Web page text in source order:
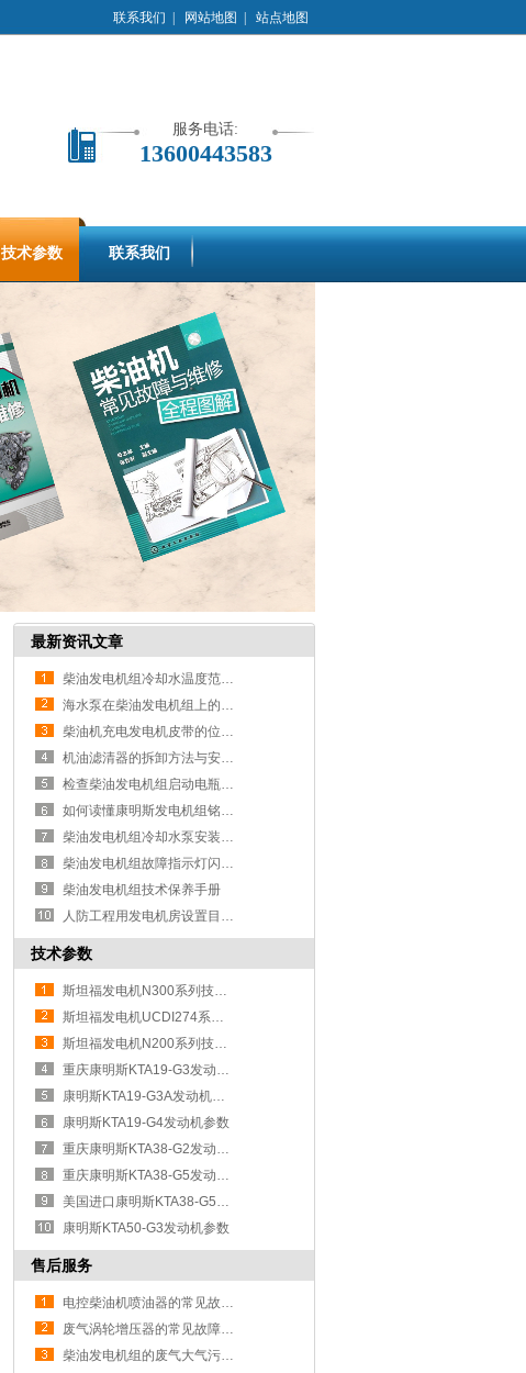
联系我们 网站地图 站点地图
服务电话:
13600443583
技术参数 联系我们
最新资讯文章
柴油发电机组冷却水温度范围及其影
海水泵在柴油发电机组上的应用
柴油机充电发电机皮带的位置及更换
机油滤清器的拆卸方法与安装步骤
检查柴油发电机组启动电瓶的目的及
如何读懂康明斯发电机组铭牌上的型
柴油发电机组冷却水泵安装方法和检
柴油发电机组故障指示灯闪亮的含义
柴油发电机组技术保养手册
人防工程用发电机房设置目的及规范
技术参数
斯坦福发电机N300系列技术参数
斯坦福发电机UCDI274系列技术参数
斯坦福发电机N200系列技术参数
重庆康明斯KTA19-G3发动机参数
康明斯KTA19-G3A发动机技术参数
康明斯KTA19-G4发动机参数
重庆康明斯KTA38-G2发动机参数
重庆康明斯KTA38-G5发动机参数
美国进口康明斯KTA38-G5发动机参数
康明斯KTA50-G3发动机参数
售后服务
电控柴油机喷油器的常见故障现象和
废气涡轮增压器的常见故障现象和维
柴油发电机组的废气大气污染物排放